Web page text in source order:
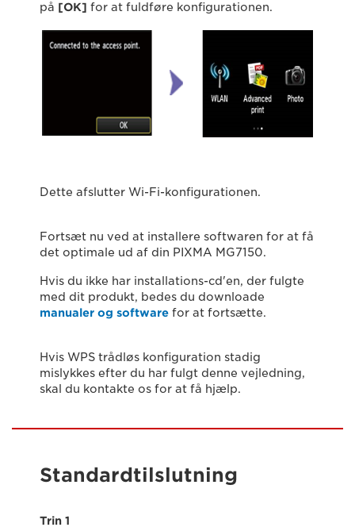
på [OK] for at fuldføre konfigurationen.
Dette afslutter Wi-Fi-konfigurationen.
Fortsæt nu ved at installere softwaren for at få
det optimale ud af din PIXMA MG7150.
Hvis du ikke har installations-cd'en, der fulgte
med dit produkt, bedes du downloade
manualer og software for at fortsætte.
Hvis WPS trådløs konfiguration stadig
mislykkes efter du har fulgt denne vejledning,
skal du kontakte os for at få hjælp.
Standardtilslutning
Trin 1